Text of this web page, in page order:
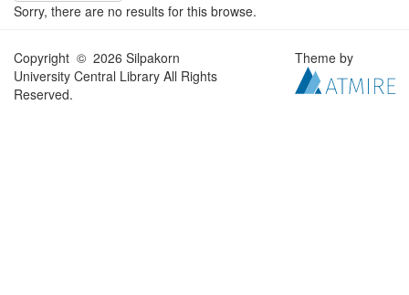
Sorry, there are no results for this browse.
Copyright © 2026 Silpakorn
University Central Library All Rights
Reserved.
Theme by